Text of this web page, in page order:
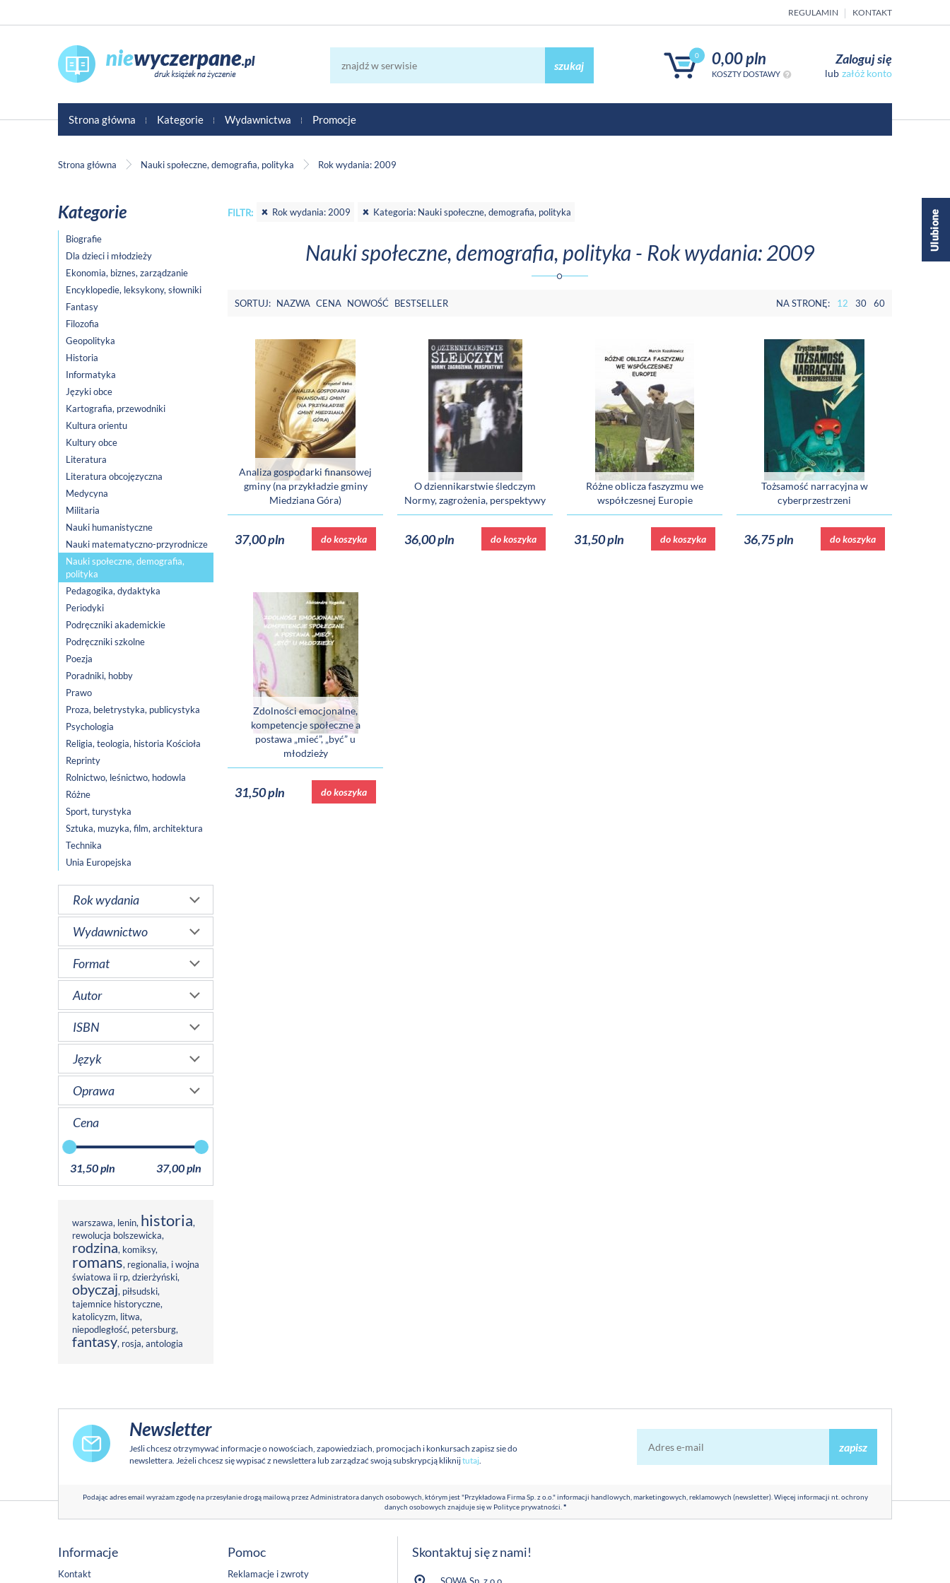
REGULAMIN KONTAKT
0 0,00 pln
KOSZTY DOSTAWY
szukaj Zaloguj się
załóż konto
Strona główna Kategorie Wydawnictwa Promocje
Strona główna Nauki społeczne, demografia, polityka Rok wydania: 2009
Kategorie
Biografie
Dla dzieci i młodzieży
Ekonomia, biznes, zarządzanie
Encyklopedie, leksykony, słowniki
Fantasy
Filozofia
Geopolityka
Historia
Informatyka
Języki obce
Kartografia, przewodniki
Kultura orientu
Kultury obce
Literatura
Literatura obcojęzyczna
Medycyna
Militaria
Nauki humanistyczne
Nauki matematyczno-przyrodnicze
Nauki społeczne, demografia,
polityka
Pedagogika, dydaktyka
Periodyki
Podręczniki akademickie
Podręczniki szkolne
Poezja
Poradniki, hobby
Prawo
Proza, beletrystyka, publicystyka
Psychologia
Religia, teologia, historia Kościoła
Reprinty
Rolnictwo, leśnictwo, hodowla
Różne
Sport, turystyka
Sztuka, muzyka, film, architektura
Technika
Unia Europejska
Rok wydania
Wydawnictwo
Format
Autor
ISBN
Język
Oprawa
Cena
31,50 pln 37,00 pln
warszawa, lenin, historia,
rewolucja bolszewicka,
rodzina, komiksy,
romans, regionalia, i wojna
światowa ii rp,dzierżyński,
obyczaj, piłsudski,
tajemnice historyczne,
katolicyzm, litwa,
niepodległość, petersburg,
fantasy, rosja,antologia
FILTR: Rok wydania: 2009 Kategoria: Nauki społeczne, demografia, polityka
Nauki społeczne, demografia, polityka - Rok wydania: 2009
SORTUJ: NAZWA CENA NOWOŚĆ BESTSELLER NA STRONĘ: 12 30 60
Analiza gospodarki finansowej
gminy (na przykładzie gminy
Miedziana Góra)
37,00 pln do koszyka
O dziennikarstwie śledczym
Normy, zagrożenia, perspektywy
36,00 pln do koszyka
Różne oblicza faszyzmu we
współczesnej Europie
31,50 pln do koszyka
Tożsamość narracyjna w
cyberprzestrzeni
36,75 pln do koszyka
Zdolności emocjonalne,
kompetencje społeczne a
postawa „mieć”, „być” u
młodzieży
31,50 pln do koszyka
Newsletter
Jeśli chcesz otrzymywać informacje o nowościach, zapowiedziach, promocjach i konkursach zapisz sie do
newslettera. Jeżeli chcesz się wypisać z newslettera lub zarządzać swoją subskrypcją kliknijtutaj.
zapisz
Podając adres email wyrażam zgodę na przesyłanie drogą mailową przez Administratora danych osobowych, którym jest "Przykładowa Firma Sp. z o.o." informacji handlowych, marketingowych, reklamowych (newsletter). Więcej informacji nt. ochrony
danych osobowych znajduje się w Polityce prywatności.*
Informacje
Kontakt
Pomoc
Reklamacje i zwroty
Skontaktuj się z nami!